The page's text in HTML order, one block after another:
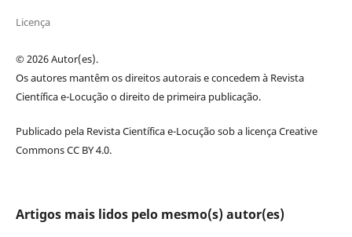
Licença
© 2026 Autor(es).
Os autores mantêm os direitos autorais e concedem à Revista
Científica e-Locução o direito de primeira publicação.
Publicado pela Revista Científica e-Locução sob a licença Creative
Commons CC BY 4.0.
Artigos mais lidos pelo mesmo(s) autor(es)